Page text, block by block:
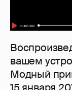
вашем
Модный
15 января